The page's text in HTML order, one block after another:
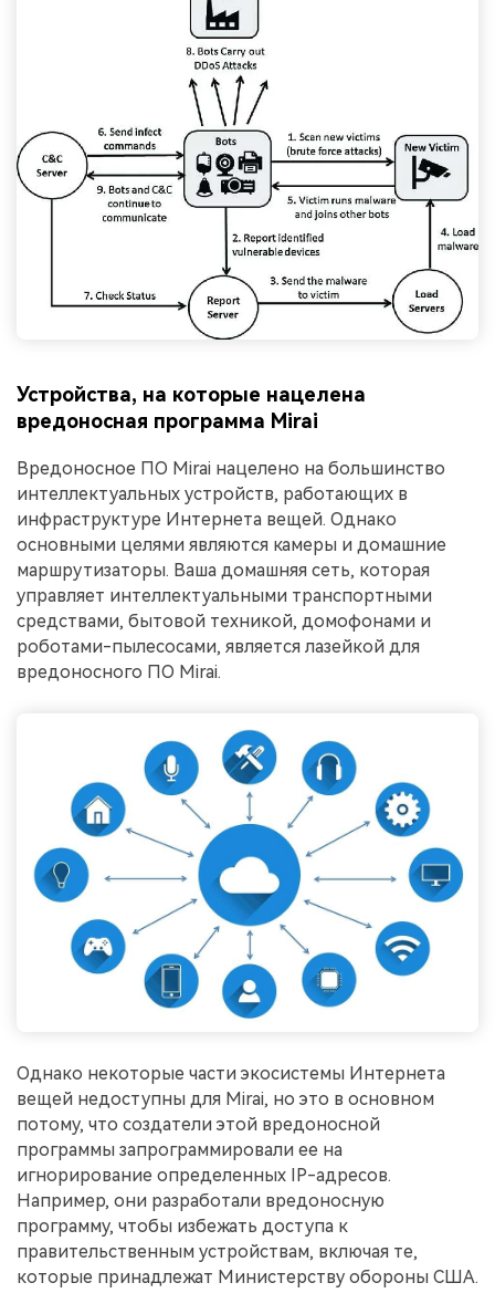
Устройства, на которые нацелена
вредоносная программа Mirai
Вредоносное ПО Mirai нацелено на большинство
интеллектуальных устройств, работающих в
инфраструктуре Интернета вещей. Однако
основными целями являются камеры и домашние
маршрутизаторы. Ваша домашняя сеть, которая
управляет интеллектуальными транспортными
средствами, бытовой техникой, домофонами и
роботами-пылесосами, является лазейкой для
вредоносного ПО Mirai.
Однако некоторые части экосистемы Интернета
вещей недоступны для Mirai, но это в основном
потому, что создатели этой вредоносной
программы запрограммировали ее на
игнорирование определенных IP-адресов.
Например, они разработали вредоносную
программу, чтобы избежать доступа к
правительственным устройствам, включая те,
которые принадлежат Министерству обороны США.